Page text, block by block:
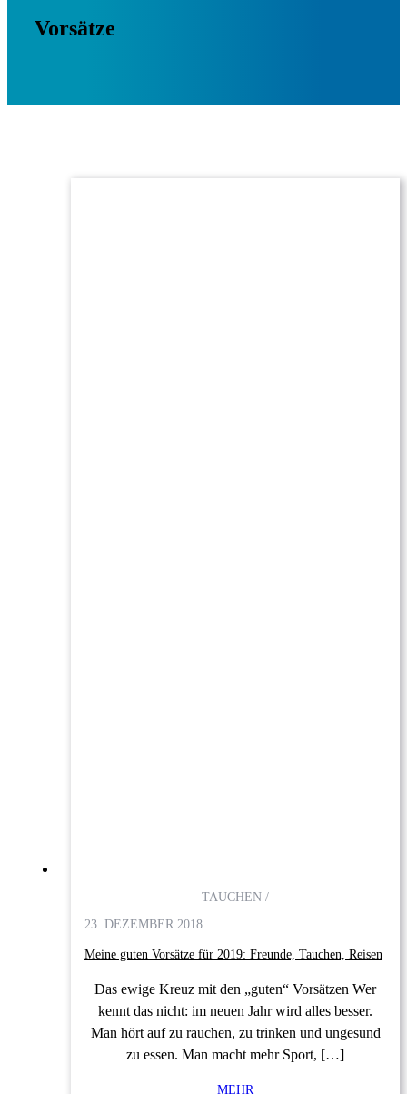
Vorsätze
TAUCHEN /
23. DEZEMBER 2018
Meine guten Vorsätze für 2019: Freunde, Tauchen, Reisen
Das ewige Kreuz mit den „guten“ Vorsätzen Wer
kennt das nicht: im neuen Jahr wird alles besser.
Man hört auf zu rauchen, zu trinken und ungesund
zu essen. Man macht mehr Sport, […]
MEHR